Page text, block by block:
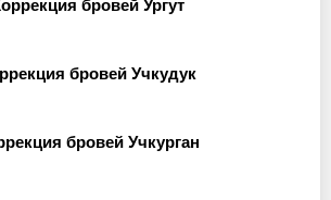
бровей Ургут
бровей Учкудук
бровей Учкурган